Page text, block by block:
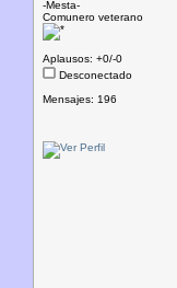
-Mesta-
Comunero veterano
Aplausos: +0/-0
Desconectado
Mensajes: 196